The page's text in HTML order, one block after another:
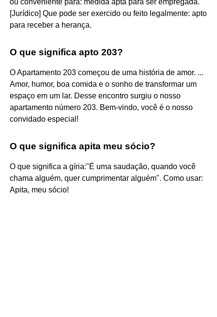
[Jurídico] Que pode ser exercido ou feito legalmente: apto
para receber a herança.
O que significa apto 203?
O Apartamento 203 começou de uma história de amor. ...
Amor, humor, boa comida e o sonho de transformar um
espaço em um lar. Desse encontro surgiu o nosso
apartamento número 203. Bem-vindo, você é o nosso
convidado especial!
O que significa apita meu sócio?
O que significa a gíria:"É uma saudação, quando você
chama alguém, quer cumprimentar alguém". Como usar:
Apita, meu sócio!